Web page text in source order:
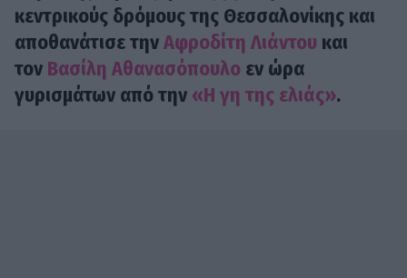
κεντρικούς δρόμους της Θεσσαλονίκης και
αποθανάτισε τηνΑφροδίτη Λιάντου και
τον Βασίλη Αθανασόπουλο εν ώρα
γυρισμάτων από την «Η γη της ελιάς».